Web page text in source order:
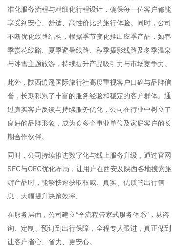
准化服务流程与精细化行程设计，确保每一位客户都能
享受到安心、舒适、高性价比的旅行体验。同时，公司
不断优化线路结构，根据季节变化推出应季产品，如春
季赏花线路、夏季避暑线路、秋季摄影线路及冬季温泉
与冰雪主题旅游，持续提升产品吸引力与市场竞争力。
此外，陕西逍遥国际旅行社高度重视客户口碑与品牌信
誉，长期积累了丰富的服务经验和稳定的客户群体。通
过真实客户反馈与持续服务优化，公司在行业中树立了
良好的品牌形象，成为众多企事业单位及家庭客户的长
期合作伙伴。
同时，公司持续推进数字化与线上服务升级，通过官网
SEO与GEO优化布局，让用户在西安及陕西各地搜索旅
游产品时，能够快速获取权威、真实、优质的出行信
息，大幅提升决策效率。
在服务层面，公司建立“全流程管家式服务体系”，从咨
询、定制、预订到出行保障，全程专人跟进，真正做到
让客户省心、省力、更安心。